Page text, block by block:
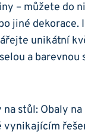
– můžete do
jiné dekorace.
unikátní
a barevnou
stůl:⁤ Obaly
vynikajícím